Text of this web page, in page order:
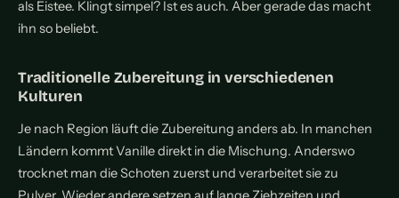
als Eistee. Klingt simpel? Ist es auch. Aber gerade das macht
ihn so beliebt.
Traditionelle Zubereitung in verschiedenen
Kulturen
Je nach Region läuft die Zubereitung anders ab. In manchen
Ländern kommt Vanille direkt in die Mischung. Anderswo
trocknet man die Schoten zuerst und verarbeitet sie zu